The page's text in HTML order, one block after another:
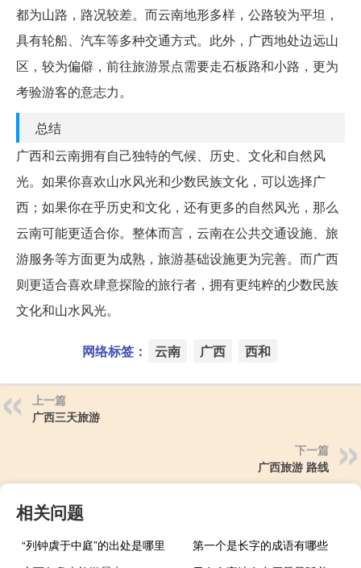
都为山路，路况较差。而云南地形多样，公路较为平坦，
具有轮船、汽车等多种交通方式。此外，广西地处边远山
区，较为偏僻，前往旅游景点需要走石板路和小路，更为
考验游客的意志力。
总结
广西和云南拥有自己独特的气候、历史、文化和自然风
光。如果你喜欢山水风光和少数民族文化，可以选择广
西；如果你在乎历史和文化，还有更多的自然风光，那么
云南可能更适合你。整体而言，云南在公共交通设施、旅
游服务等方面更为成熟，旅游基础设施更为完善。而广西
则更适合喜欢肆意探险的旅行者，拥有更纯粹的少数民族
文化和山水风光。
网络标签： 云南 广西 西和
上一篇
广西三天旅游
下一篇
广西旅游 路线
相关问题
“列钟虡于中庭”的出处是哪里
第一个是长字的成语有哪些